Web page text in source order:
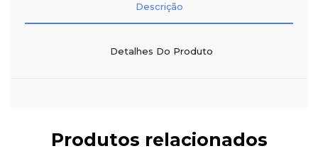
Descrição
Detalhes Do Produto
Produtos relacionados